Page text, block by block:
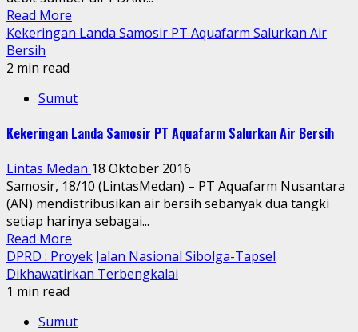
Read More
Kekeringan Landa Samosir PT Aquafarm Salurkan Air
Bersih
2 min read
Sumut
Kekeringan Landa Samosir PT Aquafarm Salurkan Air Bersih
Lintas Medan 18 Oktober 2016
Samosir, 18/10 (LintasMedan) – PT Aquafarm Nusantara
(AN) mendistribusikan air bersih sebanyak dua tangki
setiap harinya sebagai...
Read More
DPRD : Proyek Jalan Nasional Sibolga-Tapsel
Dikhawatirkan Terbengkalai
1 min read
Sumut